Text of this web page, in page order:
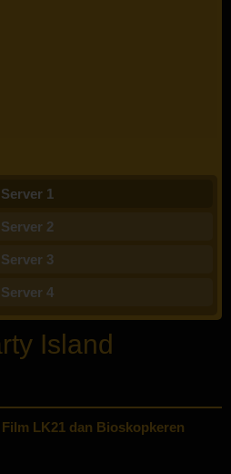
Server 1
Server 2
Server 3
Server 4
Island
LK21 dan Bioskopkeren